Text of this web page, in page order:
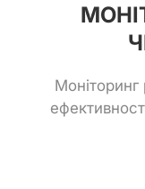
Моніторинг